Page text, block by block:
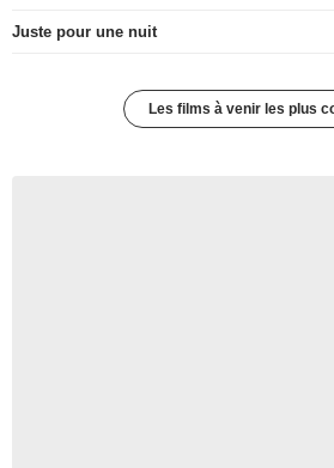
Juste pour une nuit
Les films à venir les plus